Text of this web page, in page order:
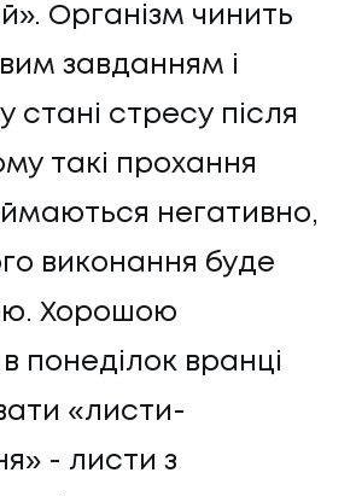
Організм чинить
завданням і
стані стресу після
такі прохання
негативно,
виконання буде
Хорошою
понеділок вранці
«листи-
- листи з